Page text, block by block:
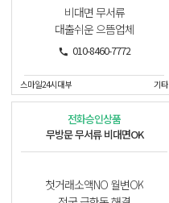
비대면 무서류
대출쉬운 으뜸업체
010-8460-7772
스마일24시대부 기타
전화승인상품
무방문 무서류 비대면OK
첫거래소액NO 월변OK